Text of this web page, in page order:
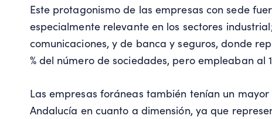
Este protagonismo de las empresas con sede
especialmente relevante en los sectores
comunicaciones, y de banca y seguros, donde
% del número de sociedades, pero empleaban al
Las empresas foráneas también tenían un
Andalucía en cuanto a dimensión, ya que